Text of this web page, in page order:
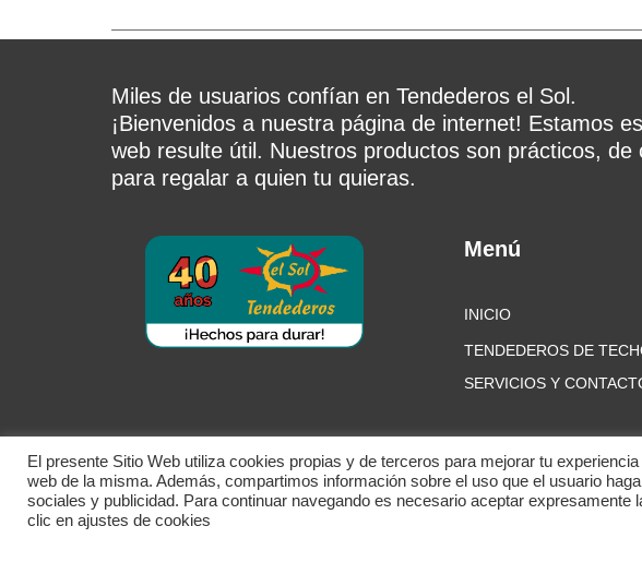
Miles de usuarios confían en Tendederos el Sol.
¡Bienvenidos a nuestra página de internet! Estamos
web resulte útil. Nuestros productos son prácticos,
para regalar a quien tu quieras.
Menú
INICIO
TENDEDEROS DE
SERVICIOS Y
© Tendederos el Sol. Todos los derechos
El presente Sitio Web utiliza cookies propias y de terceros para mejorar tu
web de la misma. Además, compartimos información sobre el uso que el usuario
sociales y publicidad. Para continuar navegando es necesario aceptar
clic en ajustes de cookies